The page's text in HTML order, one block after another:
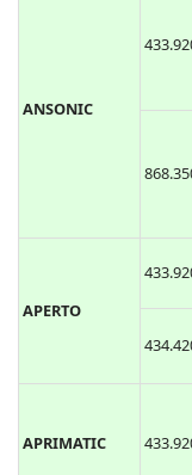
ANSONIC
APERTO
APRIMATIC